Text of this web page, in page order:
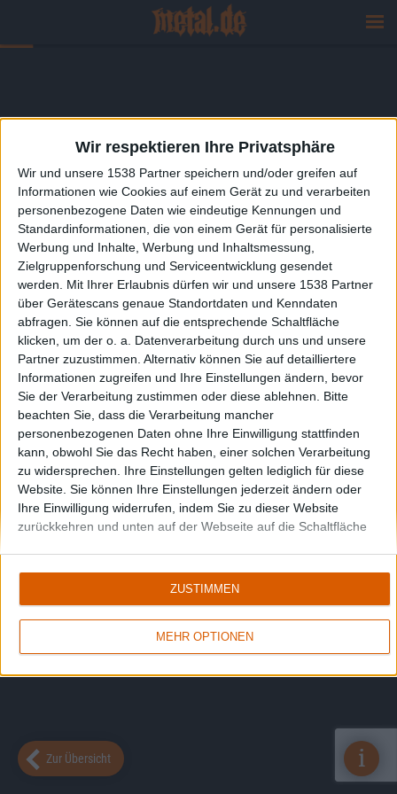
Wir respektieren Ihre Privatsphäre
Wir und unsere 1538 Partner speichern und/oder greifen auf
Informationen wie Cookies auf einem Gerät zu und verarbeiten
personenbezogene Daten wie eindeutige Kennungen und
Standardinformationen, die von einem Gerät für personalisierte
Werbung und Inhalte, Werbung und Inhaltsmessung,
Zielgruppenforschung und Serviceentwicklung gesendet
werden.
Mit Ihrer Erlaubnis dürfen wir und unsere 1538 Partner
über Gerätescans genaue Standortdaten und Kenndaten
abfragen. Sie können auf die entsprechende Schaltfläche
klicken, um der o. a. Datenverarbeitung durch uns und unsere
Partner zuzustimmen. Alternativ können Sie auf detailliertere
Informationen zugreifen und Ihre Einstellungen ändern, bevor
Sie der Verarbeitung zustimmen oder diese ablehnen.
Bitte
beachten Sie, dass die Verarbeitung mancher
personenbezogenen Daten ohne Ihre Einwilligung stattfinden
kann, obwohl Sie das Recht haben, einer solchen Verarbeitung
zu widersprechen. Ihre Einstellungen gelten lediglich für diese
Website. Sie können Ihre Einstellungen jederzeit ändern oder
Ihre Einwilligung widerrufen, indem Sie zu dieser Website
zurückkehren und unten auf der Webseite auf die Schaltfläche
MEHR OPTIONEN
ZUSTIMMEN
Zur Übersicht i